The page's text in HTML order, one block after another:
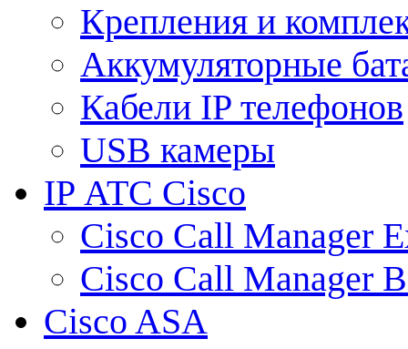
Крепления и
Аккумуляторные
Кабели IP телефонов
USB камеры
IP АТС Cisco
Cisco Call Manager
Cisco Call Manager
Cisco ASA